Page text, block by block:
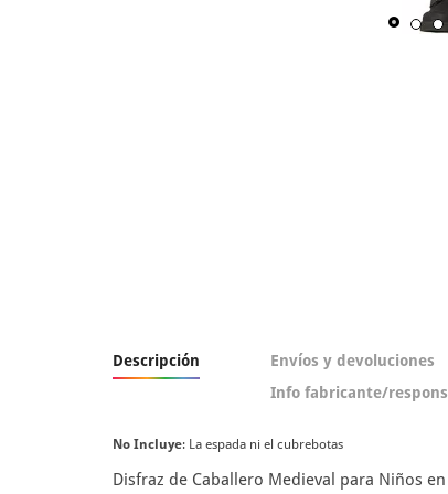
Descripción Envíos y devoluciones
Info fabricante/
No Incluye: La espada ni el cubrebotas
Disfraz de Caballero Medieval para Niños